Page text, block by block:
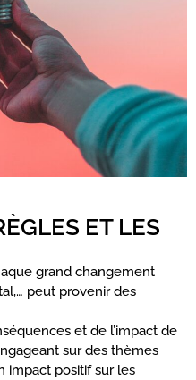
ET LES
grand changement
peut provenir des
et de l’impact de
sur des thèmes
impact positif sur les